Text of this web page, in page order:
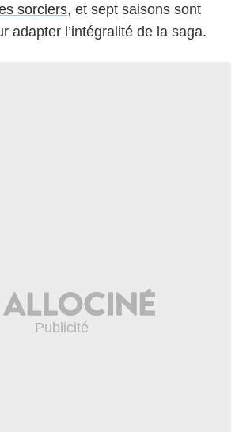
sorciers, et sept saisons sont
adapter l’intégralité de la saga.